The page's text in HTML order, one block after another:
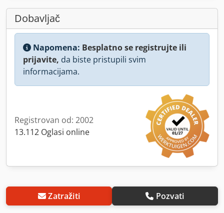
Dobavljač
Napomena: Besplatno se registrujte ili
prijavite, da biste pristupili svim
informacijama.
Registrovan od: 2002
13.112 Oglasi online
Zatražiti Pozvati